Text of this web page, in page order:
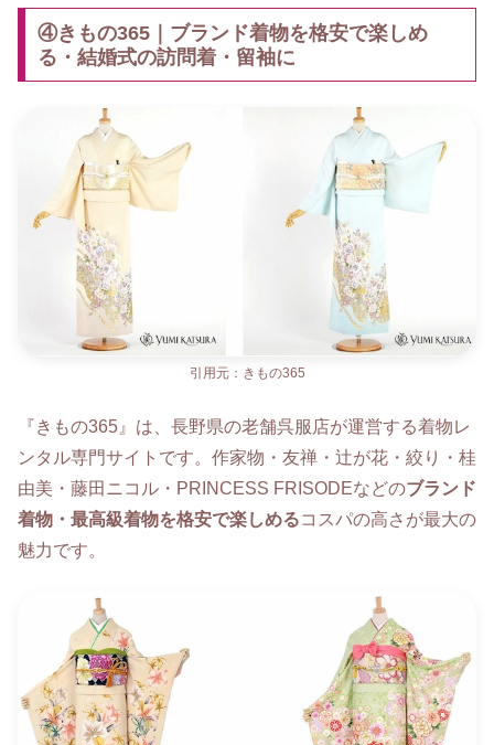
④きもの365｜ブランド着物を格安で楽しめ
る・結婚式の訪問着・留袖に
引用元：きもの365
『きもの365』は、長野県の老舗呉服店が運営する着物レ
ンタル専門サイトです。作家物・友禅・辻が花・絞り・桂
由美・藤田ニコル・PRINCESS FRISODEなどのブランド
着物・最高級着物を格安で楽しめるコスパの高さが最大の
魅力です。